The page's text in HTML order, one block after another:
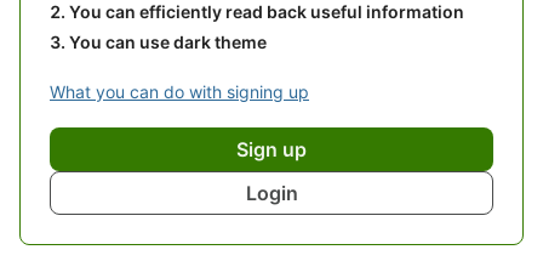
You can efficiently read back useful information
You can use dark theme
What you can do with signing up
Sign up
Login